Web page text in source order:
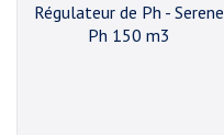
Régulateur de Ph - Serene
Ph 150 m3